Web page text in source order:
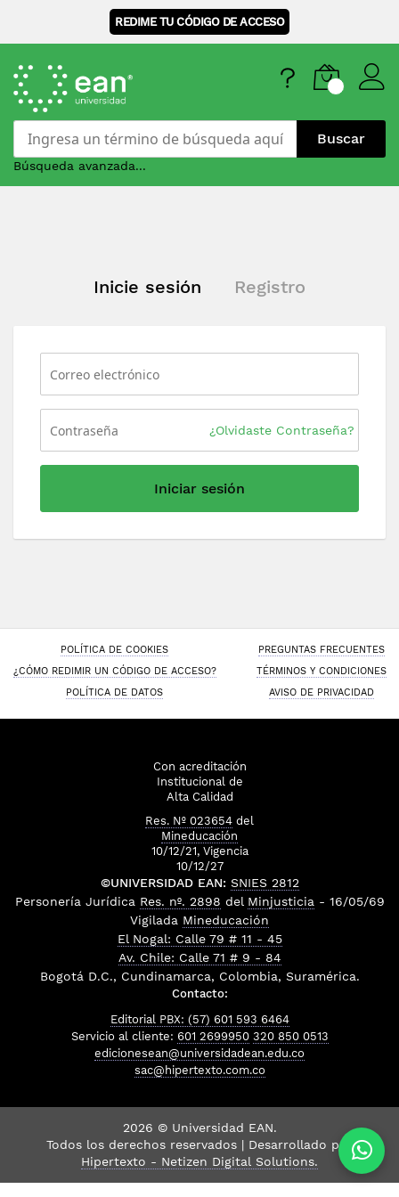
REDIME TU CÓDIGO DE ACCESO
Buscar
Búsqueda avanzada...
Inicie sesión Registro
¿Olvidaste Contraseña?
Iniciar sesión
POLÍTICA DE COOKIES
PREGUNTAS FRECUENTES
¿CÓMO REDIMIR UN CÓDIGO DE ACCESO?
TÉRMINOS Y CONDICIONES
POLÍTICA DE DATOS
AVISO DE PRIVACIDAD
Con acreditación
Institucional de
Alta Calidad
Res. Nº 023654 del
Mineducación
10/12/21, Vigencia
10/12/27
©UNIVERSIDAD EAN: SNIES 2812
Personería Jurídica Res. nº. 2898 del Minjusticia - 16/05/69
Vigilada Mineducación
El Nogal: Calle 79 # 11 - 45
Av. Chile: Calle 71 # 9 - 84
Bogotá D.C., Cundinamarca, Colombia, Suramérica.
Contacto:
Editorial PBX: (57) 601 593 6464
Servicio al cliente: 601 2699950 320 850 0513
edicionesean@universidadean.edu.co
sac@hipertexto.com.co
2026 © Universidad EAN.
Todos los derechos reservados | Desarrollado por
Hipertexto - Netizen Digital Solutions.